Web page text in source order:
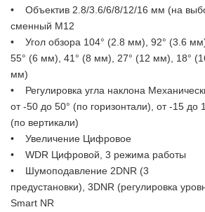
• Объектив 2.8/3.6/6/8/12/16 мм (на
сменный М12
• Угол обзора 104° (2.8 мм), 92° (3.6
55° (6 мм), 41° (8 мм), 27° (12 мм), 18°
мм)
• Регулировка угла наклона
от -50 до 50° (по горизонтали), от -15 до
(по вертикали)
• Увеличение Цифровое
• WDR Цифровой, 3 режима работы
• Шумоподавление 2DNR (3
предустановки), 3DNR (регулировка
Smart NR